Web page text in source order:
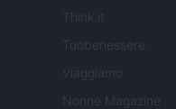
Think.it
Tuobenessere
Viaggiamo
Nonne Magazine